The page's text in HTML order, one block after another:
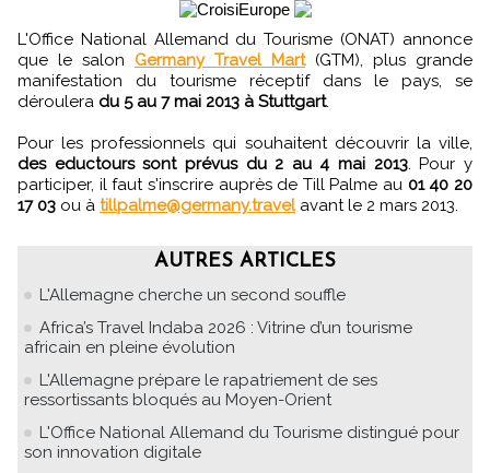
L'Office National Allemand du Tourisme (ONAT) annonce
que le salon Germany Travel Mart(GTM), plus grande
manifestation du tourisme réceptif dans le pays, se
déroulera du 5 au 7 mai 2013 à Stuttgart.
Pour les professionnels qui souhaitent découvrir la ville,
des eductours sont prévus du 2 au 4 mai 2013. Pour y
participer, il faut s'inscrire auprès de Till Palme au 01 40 20
17 03 ou à tillpalme@germany.travelavant le 2 mars 2013.
AUTRES ARTICLES
L'Allemagne cherche un second souffle
Africa’s Travel Indaba 2026 : Vitrine d’un tourisme
africain en pleine évolution
L'Allemagne prépare le rapatriement de ses
ressortissants bloqués au Moyen-Orient
L'Office National Allemand du Tourisme distingué pour
son innovation digitale